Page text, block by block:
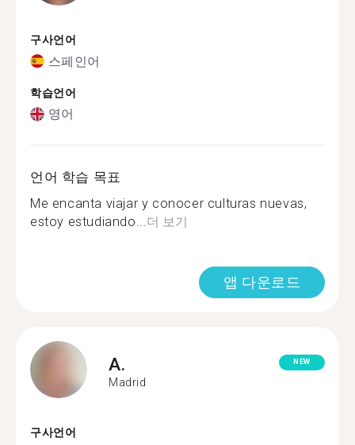
구사언어
스페인어
학습언어
영어
언어 학습 목표
Me encanta viajar y conocer culturas nuevas,
estoy estudiando...더 보기
앱 다운로드
A.
Madrid
NEW
구사언어